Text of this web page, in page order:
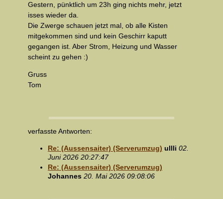
Gestern, pünktlich um 23h ging nichts mehr, jetzt
isses wieder da.
Die Zwerge schauen jetzt mal, ob alle Kisten
mitgekommen sind und kein Geschirr kaputt
gegangen ist. Aber Strom, Heizung und Wasser
scheint zu gehen :)
Gruss
Tom
verfasste Antworten:
Re: (Aussensaiter) (Serverumzug) ullli 02.
Juni 2026 20:27:47
Re: (Aussensaiter) (Serverumzug)
Johannes 20. Mai 2026 09:08:06